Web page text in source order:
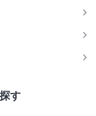
す